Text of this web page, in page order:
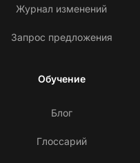
Журнал изменений
Запрос предложения
Обучение
Блог
Глоссарий